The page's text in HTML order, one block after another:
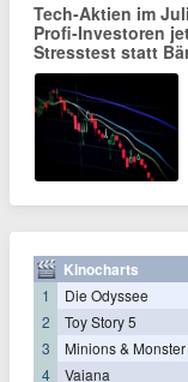
Tech-Aktien im
Profi-Investoren
Stresstest statt
Kinocharts
1 Die Odyssee
2
Toy Story 5
3
Minions & Monster
4
Vaiana